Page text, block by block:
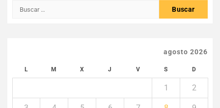
Buscar:
agosto 2026
L M X J V S D
1 2